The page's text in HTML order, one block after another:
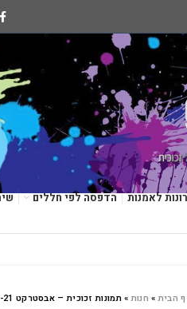
לאמנות הדפסה לפי חללים
הבית» חנות»תמונות זכוכית – אבסטרקט TRI-21